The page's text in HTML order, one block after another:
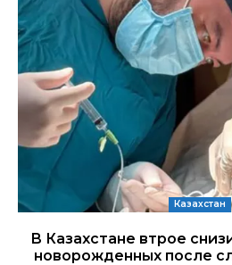
Казахстан
В Казахстане втрое
новорожденных после